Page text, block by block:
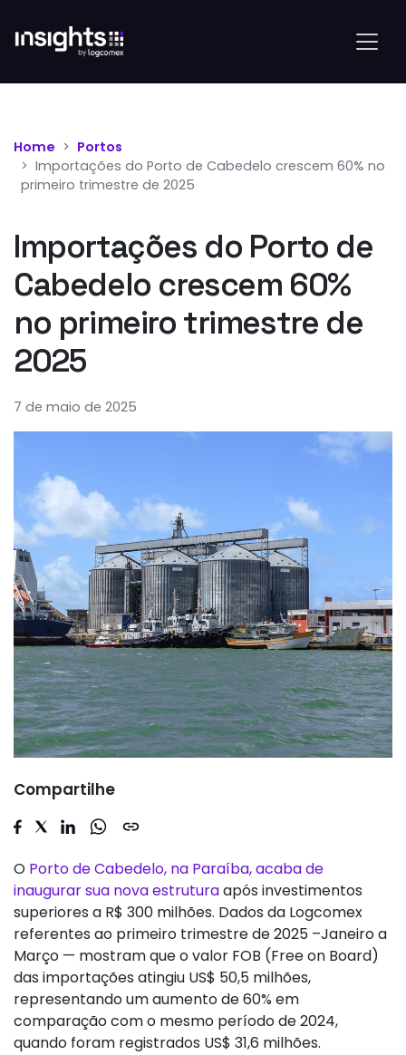
Home
Portos
Importações do Porto de Cabedelo crescem 60% no
primeiro trimestre de 2025
Importações do Porto de
Cabedelo crescem 60%
no primeiro trimestre de
2025
7 de maio de 2025
Compartilhe
O Porto de Cabedelo, na Paraíba, acaba de
inaugurar sua nova estruturaapós investimentos
superiores a R$ 300 milhões. Dados da Logcomex
referentes ao primeiro trimestre de 2025 –Janeiro a
Março — mostram que o valor FOB (Free on Board)
das importações atingiu US$ 50,5 milhões,
representando um aumento de 60% em
comparação com o mesmo período de 2024,
quando foram registrados US$ 31,6 milhões.